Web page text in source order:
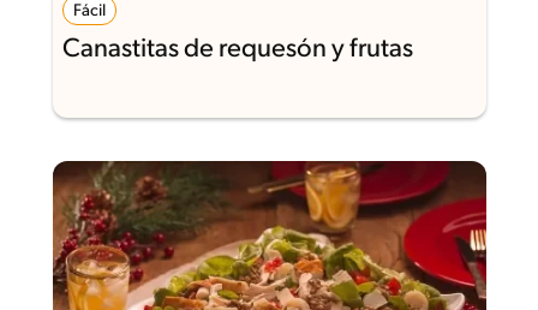
Fácil
Canastitas de requesón y frutas